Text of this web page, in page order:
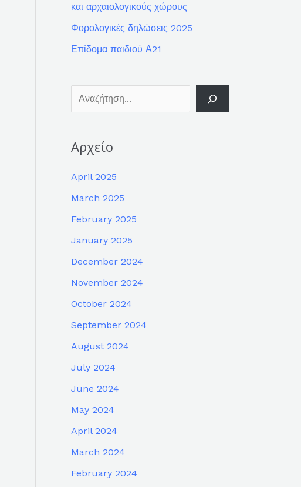
και αρχαιολογικούς χώρους
Φορολογικές δηλώσεις 2025
Επίδομα παιδιού Α21
Αρχείο
April 2025
March 2025
February 2025
January 2025
December 2024
November 2024
October 2024
September 2024
August 2024
July 2024
June 2024
May 2024
April 2024
March 2024
February 2024